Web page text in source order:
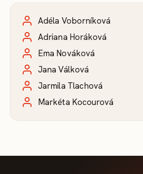
Adéla Voborníková
Adriana Horáková
Ema Nováková
Jana Válková
Jarmila Tlachová
Markéta Kocourová